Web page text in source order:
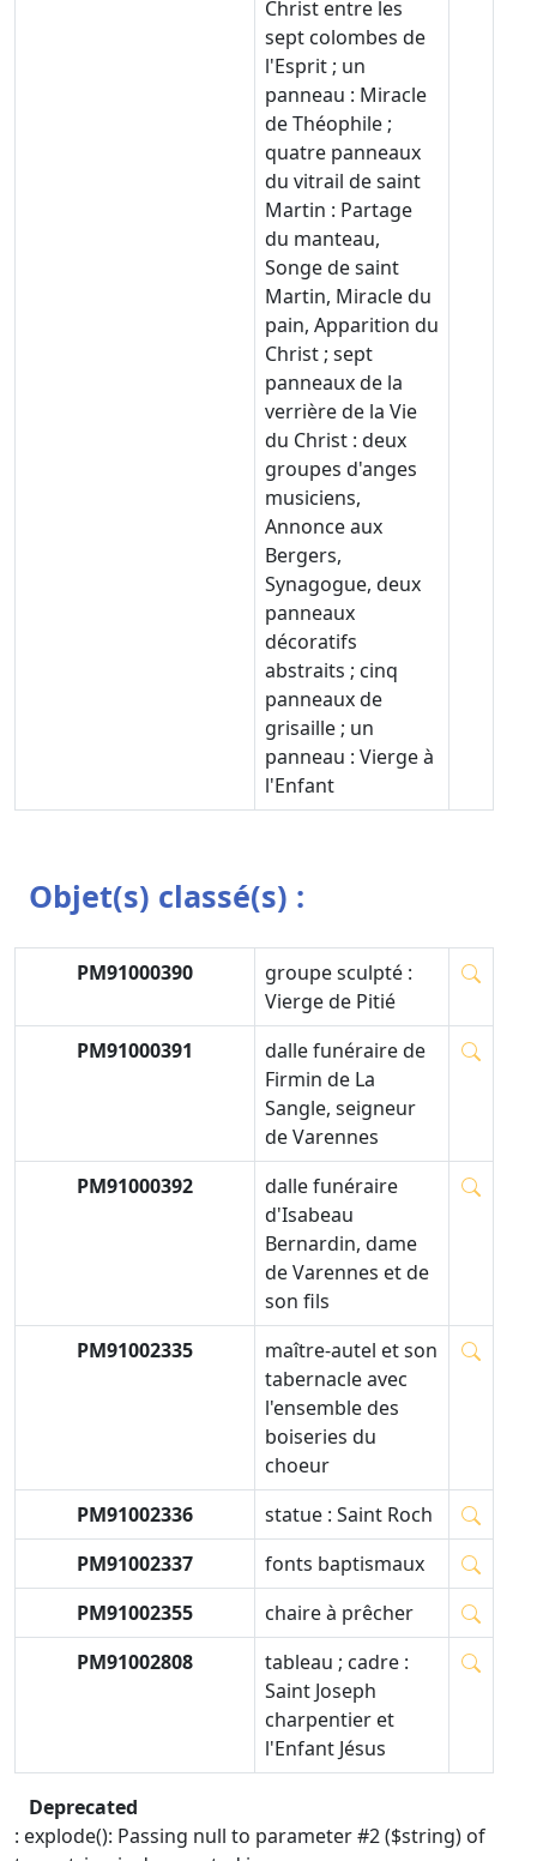
Christ entre les
sept colombes de
l'Esprit ; un
panneau : Miracle
de Théophile ;
quatre panneaux
du vitrail de saint
Martin : Partage
du manteau,
Songe de saint
Martin, Miracle du
pain, Apparition du
Christ ; sept
panneaux de la
verrière de la Vie
du Christ : deux
groupes d'anges
musiciens,
Annonce aux
Bergers,
Synagogue, deux
panneaux
décoratifs
abstraits ; cinq
panneaux de
grisaille ; un
panneau : Vierge à
l'Enfant
Objet(s) classé(s) :
PM91000390
groupe sculpté :
Vierge de Pitié
PM91000391
dalle funéraire de
Firmin de La
Sangle, seigneur
de Varennes
PM91000392
dalle funéraire
d'Isabeau
Bernardin, dame
de Varennes et de
son fils
PM91002335
maître-autel et son
tabernacle avec
l'ensemble des
boiseries du
choeur
PM91002336
statue : Saint Roch
PM91002337
fonts baptismaux
PM91002355
chaire à prêcher
PM91002808
tableau ; cadre :
Saint Joseph
charpentier et
l'Enfant Jésus
Deprecated
: explode(): Passing null to parameter #2 ($string) of